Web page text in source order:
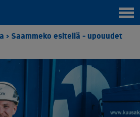
> Saammeko esitellä - upouudet